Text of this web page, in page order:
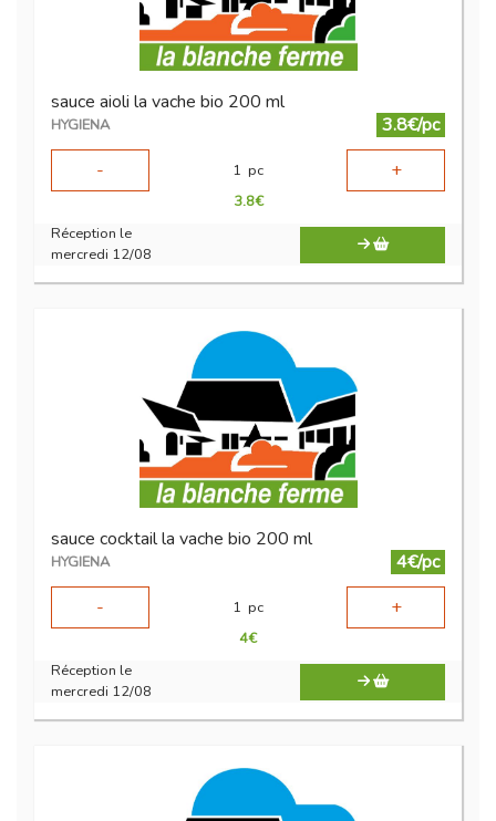
sauce aioli la vache bio 200 ml
HYGIENA
3.8€/pc
-
1 pc +
3.8€
Réception le
mercredi 12/08
sauce cocktail la vache bio 200 ml
HYGIENA
4€/pc
-
1 pc +
4€
Réception le
mercredi 12/08